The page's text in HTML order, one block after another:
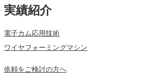
実績紹介
電子カム応用技術
ワイヤフォーミングマシン
依頼をご検討の方へ